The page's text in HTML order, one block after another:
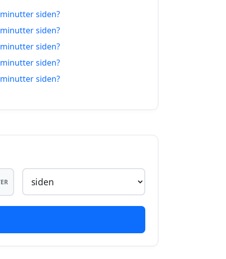
07.08.2026
07.08.2026
07.08.2026
07.08.2026
07.08.2026
07.08.2026
siden?
siden?
siden?
siden?
siden?